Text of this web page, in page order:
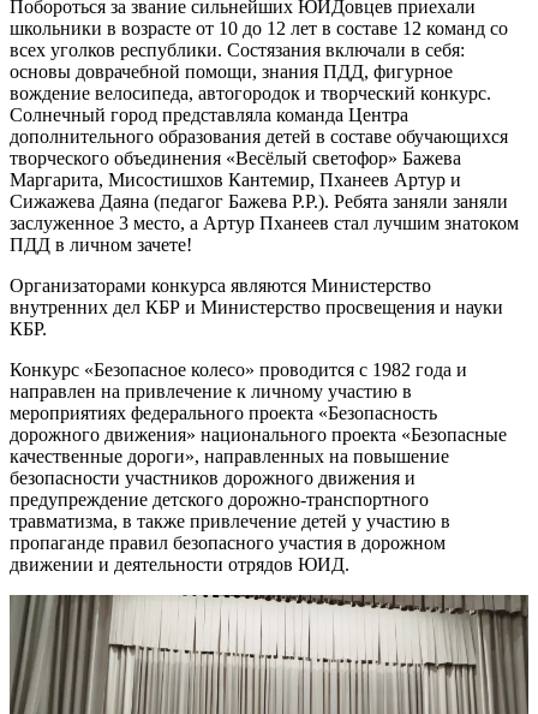
Побороться за звание сильнейших ЮИДовцев приехали
школьники в возрасте от 10 до 12 лет в составе 12 команд со
всех уголков республики. Состязания включали в себя:
основы доврачебной помощи, знания ПДД, фигурное
вождение велосипеда, автогородок и творческий конкурс.
Солнечный город представляла команда Центра
дополнительного образования детей в составе обучающихся
творческого объединения «Весёлый светофор» Бажева
Маргарита, Мисостишхов Кантемир, Пханеев Артур и
Сижажева Даяна (педагог Бажева Р.Р.). Ребята заняли заняли
заслуженное 3 место, а Артур Пханеев стал лучшим знатоком
ПДД в личном зачете!
Организаторами конкурса являются Министерство
внутренних дел КБР и Министерство просвещения и науки
КБР.
Конкурс «Безопасное колесо» проводится с 1982 года и
направлен на привлечение к личному участию в
мероприятиях федерального проекта «Безопасность
дорожного движения» национального проекта «Безопасные
качественные дороги», направленных на повышение
безопасности участников дорожного движения и
предупреждение детского дорожно-транспортного
травматизма, в также привлечение детей у участию в
пропаганде правил безопасного участия в дорожном
движении и деятельности отрядов ЮИД.